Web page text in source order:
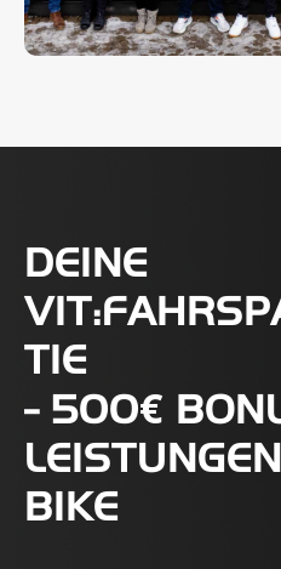
DEINE
IE
- 500€
BIKE